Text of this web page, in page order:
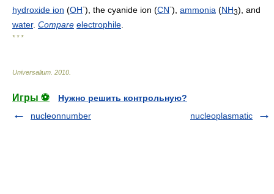
hydroxide ion (OH-), the cyanide ion (CN-), ammonia (NH3), and
water. Compare electrophile.
* * *
Universalium 2010
Игры ⚽
Нужно решить контрольную?
nucleonnumber
nucleoplasmatic